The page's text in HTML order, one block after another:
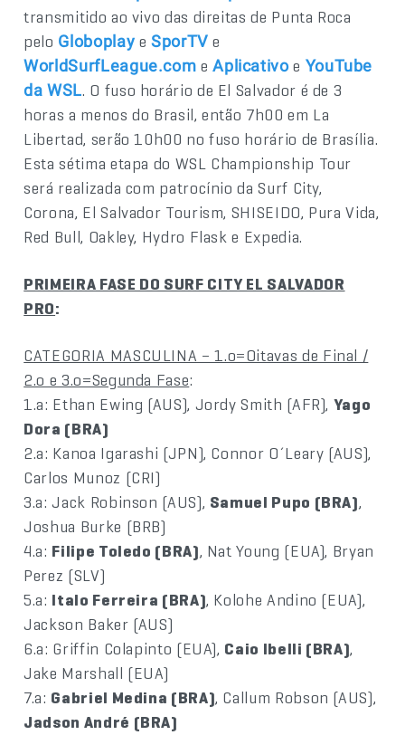
transmitido ao vivo das direitas de Punta Roca
pelo Globoplay eSporTV e
WorldSurfLeague.com eAplicativoe YouTube
da WSL. O fuso horário de El Salvador é de 3
horas a menos do Brasil, então 7h00 em La
Libertad, serão 10h00 no fuso horário de Brasília.
Esta sétima etapa do WSL Championship Tour
será realizada com patrocínio da Surf City,
Corona, El Salvador Tourism, SHISEIDO, Pura Vida,
Red Bull, Oakley, Hydro Flask e Expedia.
PRIMEIRA FASE DO SURF CITY EL SALVADOR
PRO:
CATEGORIA MASCULINA – 1.o=Oitavas de Final /
2.o e 3.o=Segunda Fase:
1.a: Ethan Ewing (AUS), Jordy Smith (AFR), Yago
Dora (BRA)
2.a: Kanoa Igarashi (JPN), Connor O´Leary (AUS),
Carlos Munoz (CRI)
3.a: Jack Robinson (AUS), Samuel Pupo (BRA),
Joshua Burke (BRB)
4.a: Filipe Toledo (BRA), Nat Young (EUA), Bryan
Perez (SLV)
5.a: Italo Ferreira (BRA), Kolohe Andino (EUA),
Jackson Baker (AUS)
6.a: Griffin Colapinto (EUA), Caio Ibelli (BRA),
Jake Marshall (EUA)
7.a: Gabriel Medina (BRA), Callum Robson (AUS),
Jadson André (BRA)